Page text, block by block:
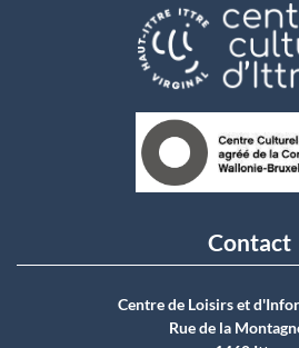
Contact
Centre de Loisirs et
Rue de la